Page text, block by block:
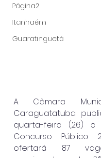
Página2
Itanhaém
Guaratinguetá
A Câmara
Caraguatatuba
quarta-feira (26)
Concurso Público
ofertará 87